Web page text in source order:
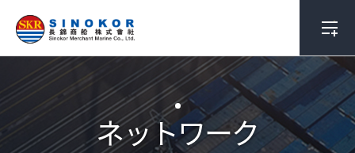
ネットワーク